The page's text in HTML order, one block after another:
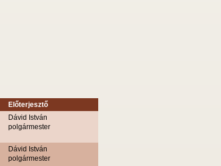
Előterjesztő
Dávid István
polgármester
Dávid István
polgármester